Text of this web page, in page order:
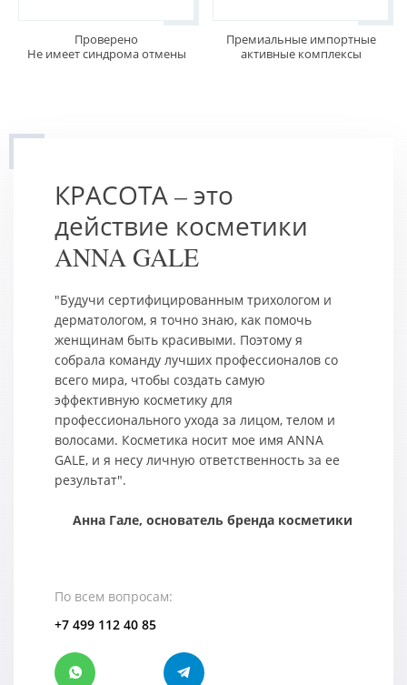
Проверено
Не имеет синдрома отмены
Премиальные импортные
активные комплексы
КРАСОТА – это
действие косметики
ANNA GALE
"Будучи сертифицированным трихологом и
дерматологом, я точно знаю, как помочь
женщинам быть красивыми. Поэтому я
собрала команду лучших профессионалов со
всего мира, чтобы создать самую
эффективную косметику для
профессионального ухода за лицом, телом и
волосами. Косметика носит мое имя ANNA
GALE, и я несу личную ответственность за ее
результат".
Анна Гале, основатель бренда косметики
По всем вопросам:
+7 499 112 40 85